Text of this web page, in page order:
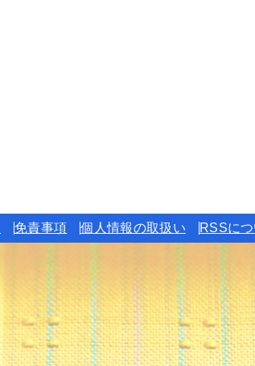
免責事項 個人情報の取扱い RSSに